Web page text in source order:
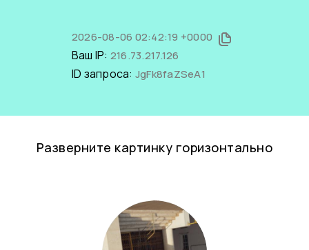
2026-08-06 02:42:19 +0000
Ваш IP: 216.73.217.126
ID запроса: JgFk8faZSeA1
Разверните картинку горизонтально